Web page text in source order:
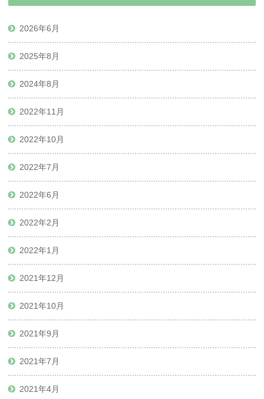
2026年6月
2025年8月
2024年8月
2022年11月
2022年10月
2022年7月
2022年6月
2022年2月
2022年1月
2021年12月
2021年10月
2021年9月
2021年7月
2021年4月